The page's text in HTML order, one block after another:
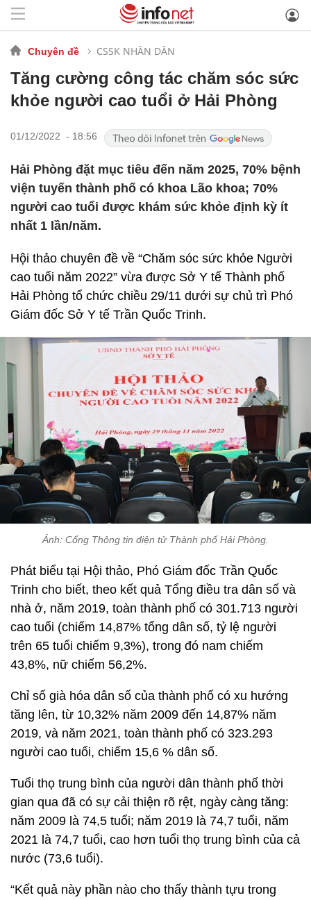
Chuyên đề CSSK NHÂN DÂN
Tăng cường công tác chăm sóc sức
khỏe người cao tuổi ở Hải Phòng
01/12/2022 - 18:56
Hải Phòng đặt mục tiêu đến năm 2025, 70% bệnh
viện tuyến thành phố có khoa Lão khoa; 70%
người cao tuổi được khám sức khỏe định kỳ ít
nhất 1 lần/năm.
Hội thảo chuyên đề về “Chăm sóc sức khỏe Người
cao tuổi năm 2022” vừa được Sở Y tế Thành phố
Hải Phòng tổ chức chiều 29/11 dưới sự chủ trì Phó
Giám đốc Sở Y tế Trần Quốc Trinh.
Ảnh: Cổng Thông tin điện tử Thành phố Hải Phòng.
Phát biểu tại Hội thảo, Phó Giám đốc Trần Quốc
Trinh cho biết, theo kết quả Tổng điều tra dân số và
nhà ở, năm 2019, toàn thành phố có 301.713 người
cao tuổi (chiếm 14,87% tổng dân số, tỷ lệ người
trên 65 tuổi chiếm 9,3%), trong đó nam chiếm
43,8%, nữ chiếm 56,2%.
Chỉ số già hóa dân số của thành phố có xu hướng
tăng lên, từ 10,32% năm 2009 đến 14,87% năm
2019, và năm 2021, toàn thành phố có 323.293
người cao tuổi, chiếm 15,6 % dân số.
Tuổi thọ trung bình của người dân thành phố thời
gian qua đã có sự cải thiện rõ rệt, ngày càng tăng:
năm 2009 là 74,5 tuổi; năm 2019 là 74,7 tuổi, năm
2021 là 74,7 tuổi, cao hơn tuổi thọ trung bình của cả
nước (73,6 tuổi).
“Kết quả này phần nào cho thấy thành tựu trong